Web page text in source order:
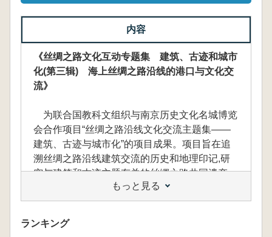
内容
《丝绸之路文化互动专题集 建筑、古迹和城市
化(第三辑) 海上丝绸之路沿线的港口与文化交
流》
为联合国教科文组织与南京历史文化名城博览
会合作项目“丝绸之路沿线文化交流主题集——
建筑、古迹与城市化”的项目成果。项目旨在追
溯丝绸之路沿线建筑交流的历史和地理印记,研
究与建筑和古迹主题有关的丝绸之路共同遗产,
了解丝绸之路沿线的共同遗产及不同民族和文化
之间的相互影响。共覆盖了南京、庆州、孟买、
威尼斯等超30个丝路沿线国家城市与地区,由40
位专家作者共同参与。本书为系列书第三辑,主
もっと見る
ランキング